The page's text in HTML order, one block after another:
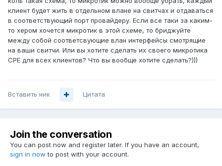
клиент будет жить в отдельном влане на свитчах и отдаваться
в соответствующий порт провайдеру. Если все таки за каким-
то хером хочется микротик в этой схеме, то бриджуйте
между собой соответсвующие влан интерфейсы смотрящие
на ваши свитчи. Или вы хотите сделать их своего микротика
CPE для всех клиентов? Что вы вообще хотите сделать?)))
Вставить ник Цитата
Join the conversation
You can post now and register later. If you have an account,
sign in now to post with your account.